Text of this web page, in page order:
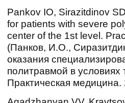
Pankov IO, Sirazitdinov
for patients with severe
center of the 1st level.
(Панков, И.О.,
оказания
политравмой в условиях
Практическая